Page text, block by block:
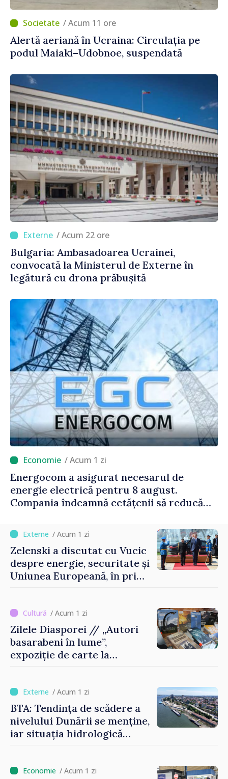
/ Acum 11 ore
Alertă aeriană în Ucraina: Circulația pe
podul Maiaki–Udobnoe, suspendată
/ Acum 22 ore
Bulgaria: Ambasadoarea Ucrainei,
convocată la Ministerul de Externe în
legătură cu drona prăbușită
/ Acum 1 zi
Energocom a asigurat necesarul de
energie electrică pentru 8 august.
Compania îndeamnă cetățenii să reducă
/ Acum 1 zi
Zelenski a discutat cu Vucic
despre energie, securitate și
Uniunea Europeană, în prima
/ Acum 1 zi
Zilele Diasporei // „Autori
basarabeni în lume”,
expoziție de carte la
/ Acum 1 zi
BTA: Tendința de scădere a
nivelului Dunării se menține,
iar situația hidrologică
/ Acum 1 zi